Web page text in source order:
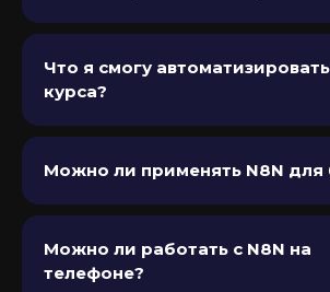
Что я смогу
курса?
Можно ли применять N8N для
Можно ли работать с N8N на
телефоне?